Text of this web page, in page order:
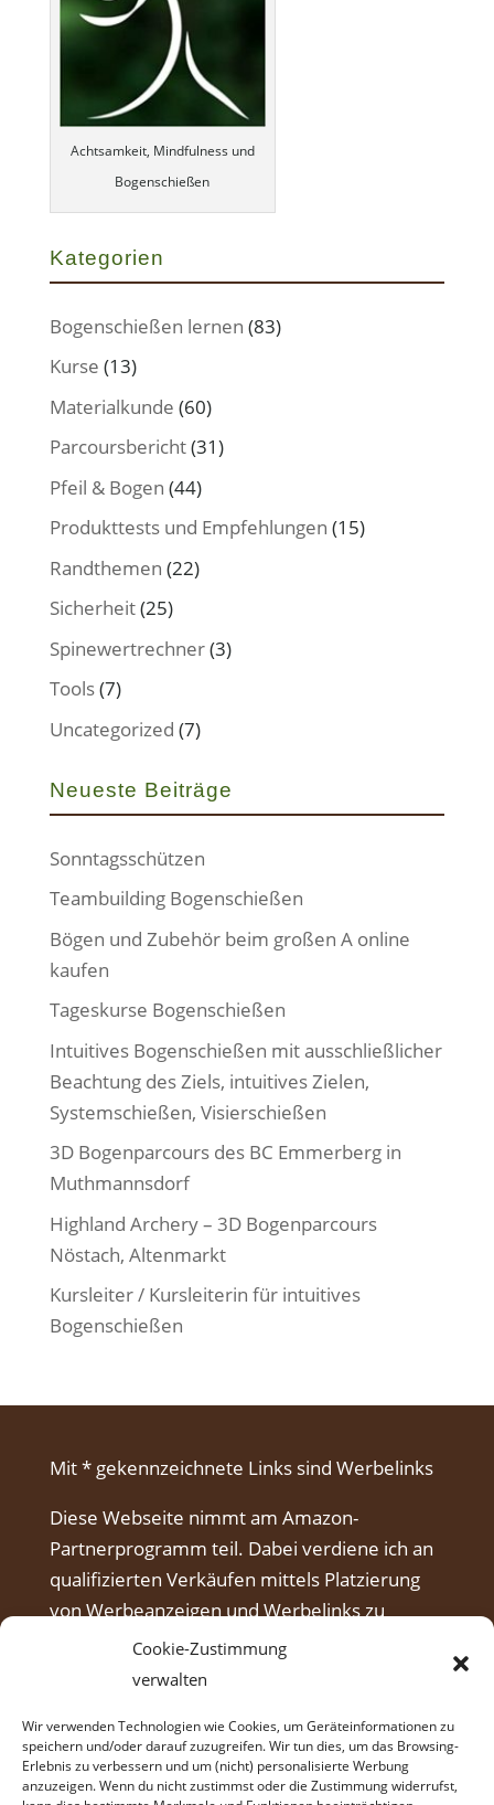
Cookie-Zustimmung
verwalten
Wir verwenden Technologien wie Cookies, um Geräteinformationen zu
speichern und/oder darauf zuzugreifen. Wir tun dies, um das Browsing-
Erlebnis zu verbessern und um (nicht) personalisierte Werbung
anzuzeigen. Wenn du nicht zustimmst oder die Zustimmung widerrufst,
Achtsamkeit, Mindfulness und
Bogenschießen
Kategorien
Bogenschießen lernen (83)
Kurse (13)
Materialkunde (60)
Parcoursbericht(31)
Pfeil & Bogen (44)
Produkttests und Empfehlungen (15)
Randthemen (22)
Sicherheit(25)
Spinewertrechner(3)
Tools(7)
Uncategorized (7)
Neueste Beiträge
Sonntagsschützen
Teambuilding Bogenschießen
Bögen und Zubehör beim großen A online
kaufen
Tageskurse Bogenschießen
Intuitives Bogenschießen mit ausschließlicher
Beachtung des Ziels, intuitives Zielen,
Systemschießen, Visierschießen
3D Bogenparcours des BC Emmerberg in
Muthmannsdorf
Highland Archery – 3D Bogenparcours
Nöstach, Altenmarkt
Kursleiter / Kursleiterin für intuitives
Bogenschießen
Mit * gekennzeichnete Links sind Werbelinks
Diese Webseite nimmt am Amazon-
Partnerprogramm teil. Dabei verdiene ich an
qualifizierten Verkäufen mittels Platzierung
von Werbeanzeigen und Werbelinks zu